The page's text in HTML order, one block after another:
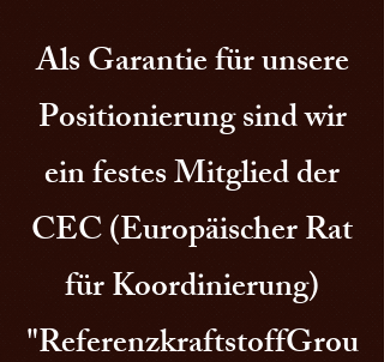
Als Garantie für unsere
Positionierung sind wir
ein festes Mitglied der
CEC (Europäischer Rat
für Koordinierung)
"ReferenzkraftstoffGrou